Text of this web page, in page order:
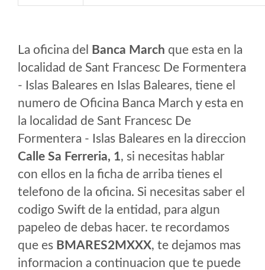
La oficina del Banca March que esta en la
localidad de Sant Francesc De Formentera
- Islas Baleares en Islas Baleares, tiene el
numero de Oficina Banca March y esta en
la localidad de Sant Francesc De
Formentera - Islas Baleares en la direccion
Calle Sa Ferreria, 1, si necesitas hablar
con ellos en la ficha de arriba tienes el
telefono de la oficina. Si necesitas saber el
codigo Swift de la entidad, para algun
papeleo de debas hacer. te recordamos
que es BMARES2MXXX, te dejamos mas
informacion a continuacion que te puede